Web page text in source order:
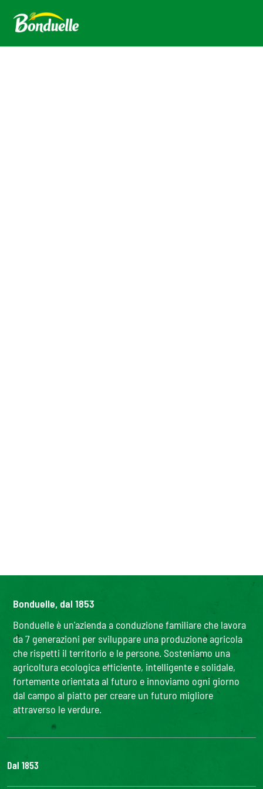
Bonduelle, dal 1853
Bonduelle è un'azienda a conduzione familiare che lavora
da 7 generazioni per sviluppare una produzione agricola
che rispetti il territorio e le persone. Sosteniamo una
agricoltura ecologica efficiente, intelligente e solidale,
fortemente orientata al futuro e innoviamo ogni giorno
dal campo al piatto per creare un futuro migliore
attraverso le verdure.
Dal 1853
Il Gruppo